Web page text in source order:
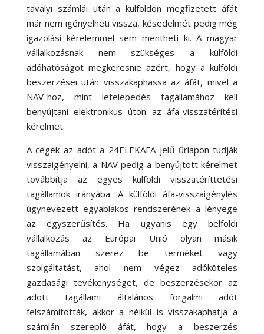
tavalyi számlái után a külföldön megfizetett áfát
már nem igényelheti vissza, késedelmét pedig még
igazolási kérelemmel sem mentheti ki. A magyar
vállalkozásnak nem szükséges a külföldi
adóhatóságot megkeresnie azért, hogy a külföldi
beszerzései után visszakaphassa az áfát, mivel a
NAV-hoz, mint letelepedés tagállamához kell
benyújtani elektronikus úton az áfa-visszatérítési
kérelmet.
A cégek az adót a 24ELEKAFA jelű űrlapon tudják
visszaigényelni, a NAV pedig a benyújtott kérelmet
továbbítja az egyes külföldi visszatéríttetési
tagállamok irányába. A külföldi áfa-visszaigénylés
úgynevezett egyablakos rendszerének a lényege
az egyszerűsítés. Ha ugyanis egy belföldi
vállalkozás az Európai Unió olyan másik
tagállamában szerez be terméket vagy
szolgáltatást, ahol nem végez adóköteles
gazdasági tevékenységet, de beszerzésekor az
adott tagállami általános forgalmi adót
felszámították, akkor a nélkül is visszakaphatja a
számlán szereplő áfát, hogy a beszerzés